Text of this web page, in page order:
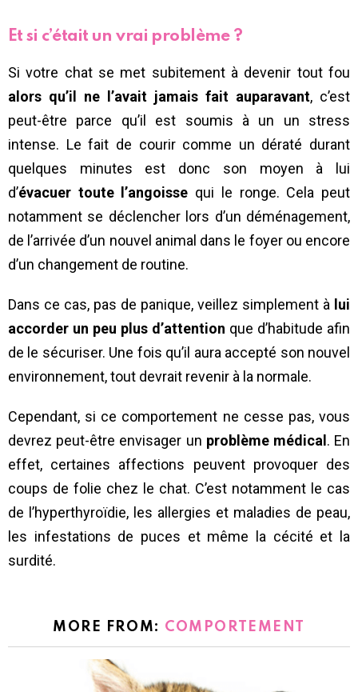
Et si c’était un vrai problème ?
Si votre chat se met subitement à devenir tout fou
alors qu’il ne l’avait jamais fait auparavant, c’est
peut-être parce qu’il est soumis à un un stress
intense. Le fait de courir comme un dératé durant
quelques minutes est donc son moyen à lui
d’évacuer toute l’angoisse qui le ronge. Cela peut
notamment se déclencher lors d’un déménagement,
de l’arrivée d’un nouvel animal dans le foyer ou encore
d’un changement de routine.
Dans ce cas, pas de panique, veillez simplement à lui
accorder un peu plus d’attention que d’habitude afin
de le sécuriser. Une fois qu’il aura accepté son nouvel
environnement, tout devrait revenir à la normale.
Cependant, si ce comportement ne cesse pas, vous
devrez peut-être envisager un problème médical . En
effet, certaines affections peuvent provoquer des
coups de folie chez le chat. C’est notamment le cas
de l’hyperthyroïdie, les allergies et maladies de peau,
les infestations de puces et même la cécité et la
surdité.
MORE FROM: COMPORTEMENT